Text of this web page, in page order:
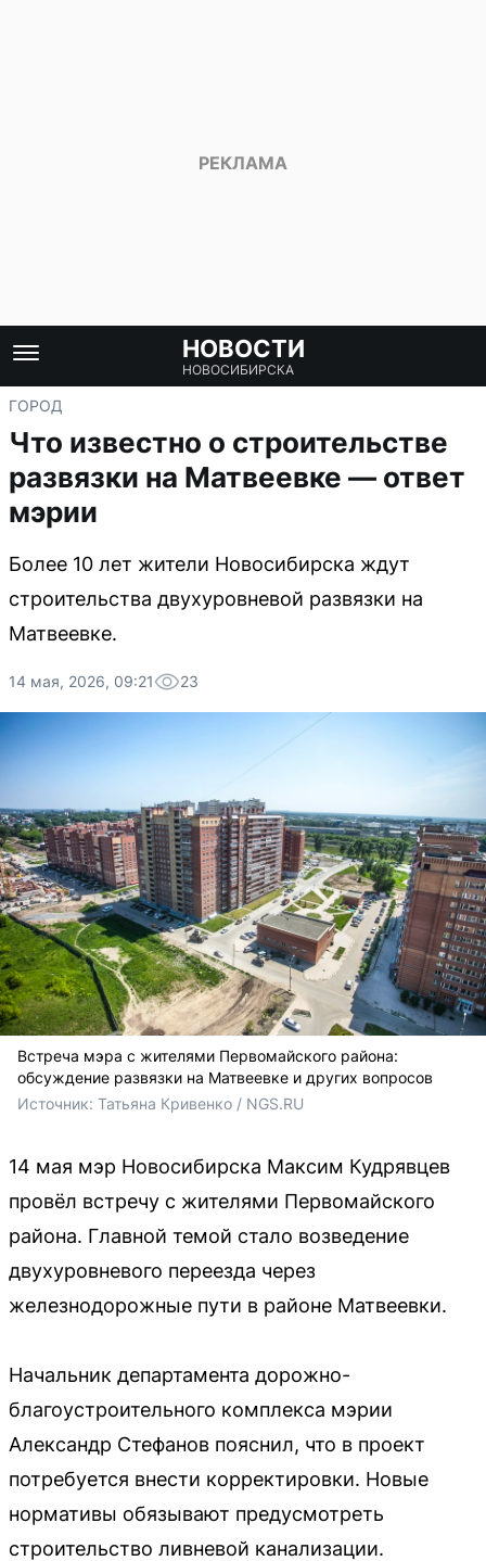
НОВОСТИ
НОВОСИБИРСКА
ГОРОД
Что известно о строительстве
развязки на Матвеевке — ответ
мэрии
Более 10 лет жители Новосибирска ждут
строительства двухуровневой развязки на
Матвеевке.
14 мая, 2026, 09:21 23
Встреча мэра с жителями Первомайского района:
обсуждение развязки на Матвеевке и других вопросов
Источник: Татьяна Кривенко / NGS.RU
14 мая мэр Новосибирска Максим Кудрявцев
провёл встречу с жителями Первомайского
района. Главной темой стало возведение
двухуровневого переезда через
железнодорожные пути в районе Матвеевки.
Начальник департамента дорожно-
благоустроительного комплекса мэрии
Александр Стефанов пояснил, что в проект
потребуется внести корректировки. Новые
нормативы обязывают предусмотреть
строительство ливневой канализации.